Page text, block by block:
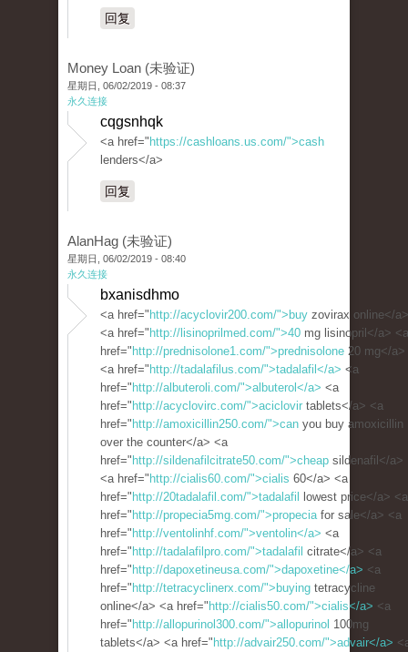
回复
Money Loan (未验证)
星期日, 06/02/2019 - 08:37
永久连接
cqgsnhqk
<a href=" https://cashloans.us.com/">cash
lenders</a>
回复
AlanHag (未验证)
星期日, 06/02/2019 - 08:40
永久连接
bxanisdhmo
<a href=" http://acyclovir200.com/">buy zovirax online</a>
<a href=" http://lisinoprilmed.com/">40 mg lisinopril</a> <a
href=" http://prednisolone1.com/">prednisolone 20 mg</a>
<a href=" http://tadalafilus.com/">tadalafil</a> <a
href=" http://albuteroli.com/">albuterol</a> <a
href=" http://acyclovirc.com/">aciclovir tablets</a> <a
href=" http://amoxicillin250.com/">can you buy amoxicillin
over the counter</a> <a
href=" http://sildenafilcitrate50.com/">cheap sildenafil</a>
<a href=" http://cialis60.com/">cialis 60</a> <a
href=" http://20tadalafil.com/">tadalafil
lowest price</a> <a
href=" http://propecia5mg.com/">propeciafor sale</a> <a
href=" http://ventolinhf.com/">ventolin</a> <a
href=" http://tadalafilpro.com/">tadalafil citrate</a> <a
href=" http://dapoxetineusa.com/">dapoxetine</a> <a
href=" http://tetracyclinerx.com/">buying tetracycline
online</a> <a href=" http://cialis50.com/">cialis</a> <a
href=" http://allopurinol300.com/">allopurinol 100mg
tablets</a> <a href=" http://advair250.com/">advair</a>